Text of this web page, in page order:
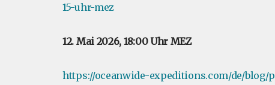
15-uhr-mez
12. Mai 2026, 18:00 Uhr MEZ
https://oceanwide-expeditions.com/de/blog/